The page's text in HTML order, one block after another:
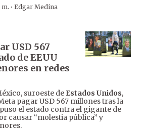
m. · Edgar Medina
USD 567
de EEUU
en redes
suroeste de Estados Unidos,
pagar USD 567 millones tras la
el estado contra el gigante de
causar “molestia pública” y